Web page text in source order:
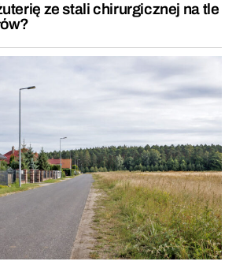
ze stali chirurgicznej na tle